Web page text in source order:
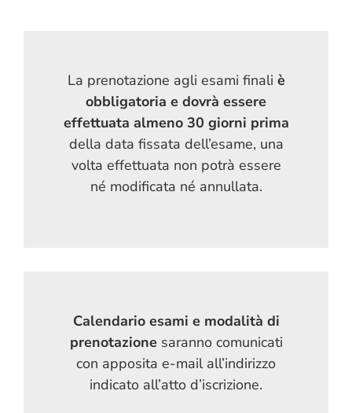
La prenotazione agli esami finali è
obbligatoria e dovrà essere
effettuata almeno 30 giorni prima
della data fissata dell’esame, una
volta effettuata non potrà essere
né modificata né annullata.
Calendario esami e modalità di
prenotazionesaranno comunicati
con apposita e-mail all’indirizzo
indicato all’atto d’iscrizione.